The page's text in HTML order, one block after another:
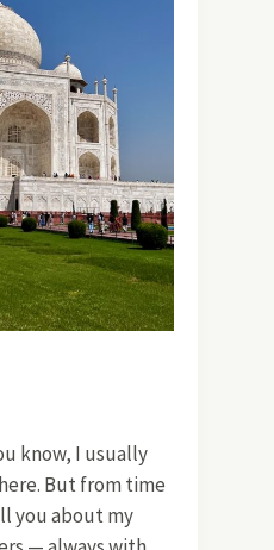
know, I usually
But from time
you about my